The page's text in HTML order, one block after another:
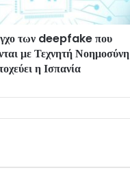
των deepfake που
με Τεχνητή Νοημοσύνη
η Ισπανία